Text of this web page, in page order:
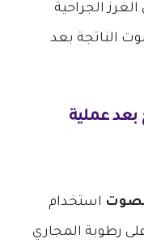
الجراحية
الناتجة بعد
عملية
استخدام
رطوبة المجاري